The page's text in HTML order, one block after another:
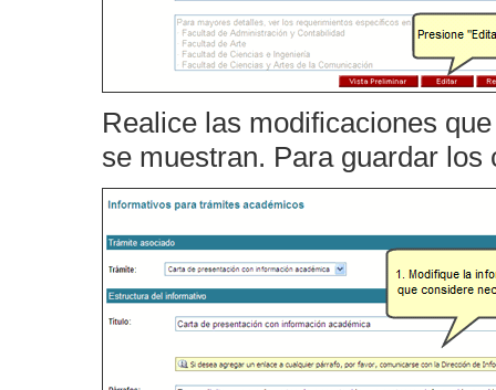
Realice las modificaciones
se muestran. Para guardar